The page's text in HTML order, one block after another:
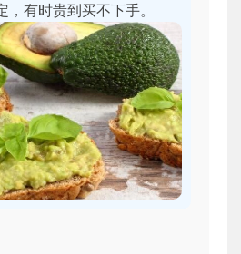
有时贵到买不下手。